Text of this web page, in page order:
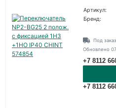
Артикул:
Бренд:
Под заказ
Обновлено
+7 8112
+7 8112